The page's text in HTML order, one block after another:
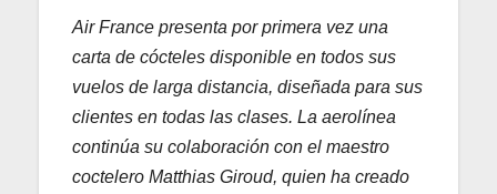
Air France presenta por primera vez una
carta de cócteles disponible en todos sus
vuelos de larga distancia, diseñada para sus
clientes en todas las clases. La aerolínea
continúa su colaboración con el maestro
coctelero Matthias Giroud, quien ha creado